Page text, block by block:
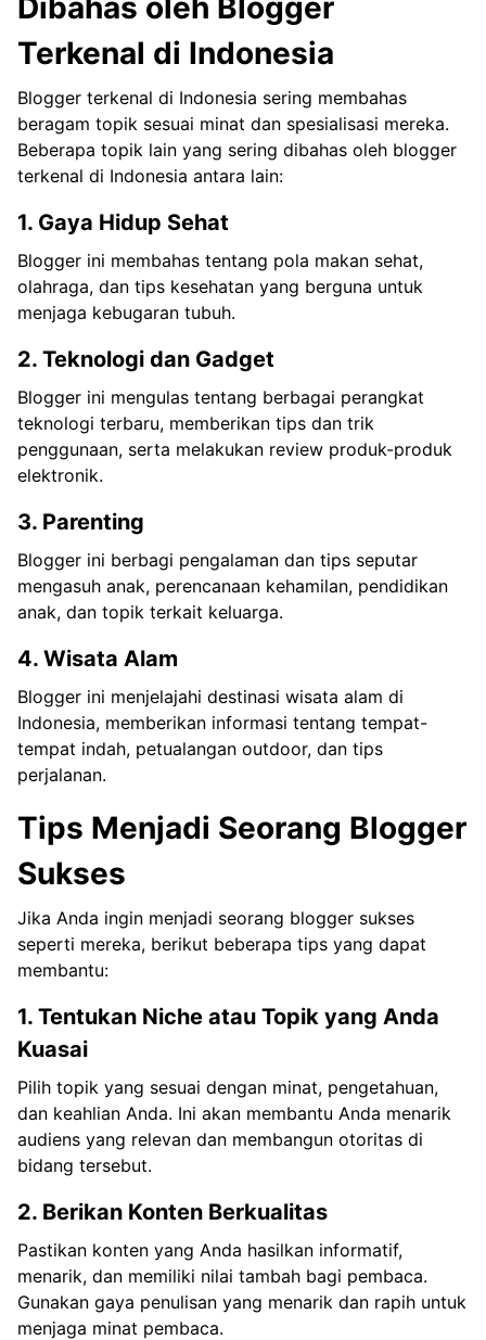
Terkenal di Indonesia
Blogger terkenal di Indonesia sering membahas
beragam topik sesuai minat dan spesialisasi mereka.
Beberapa topik lain yang sering dibahas oleh blogger
terkenal di Indonesia antara lain:
1. Gaya Hidup Sehat
Blogger ini membahas tentang pola makan sehat,
olahraga, dan tips kesehatan yang berguna untuk
menjaga kebugaran tubuh.
2. Teknologi dan Gadget
Blogger ini mengulas tentang berbagai perangkat
teknologi terbaru, memberikan tips dan trik
penggunaan, serta melakukan review produk-produk
elektronik.
3. Parenting
Blogger ini berbagi pengalaman dan tips seputar
mengasuh anak, perencanaan kehamilan, pendidikan
anak, dan topik terkait keluarga.
4. Wisata Alam
Blogger ini menjelajahi destinasi wisata alam di
Indonesia, memberikan informasi tentang tempat-
tempat indah, petualangan outdoor, dan tips
perjalanan.
Tips Menjadi Seorang Blogger
Sukses
Jika Anda ingin menjadi seorang blogger sukses
seperti mereka, berikut beberapa tips yang dapat
membantu:
1. Tentukan Niche atau Topik yang Anda
Kuasai
Pilih topik yang sesuai dengan minat, pengetahuan,
dan keahlian Anda. Ini akan membantu Anda menarik
audiens yang relevan dan membangun otoritas di
bidang tersebut.
2. Berikan Konten Berkualitas
Pastikan konten yang Anda hasilkan informatif,
menarik, dan memiliki nilai tambah bagi pembaca.
Gunakan gaya penulisan yang menarik dan rapih untuk
menjaga minat pembaca.